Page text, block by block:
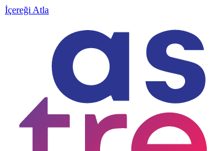
İçereği Atla